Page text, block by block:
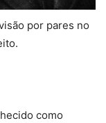
por pares no
como